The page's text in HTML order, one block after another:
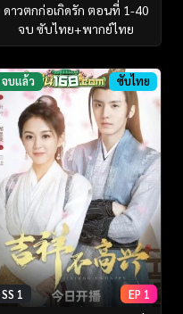
ดาวตกก่อเกิดรัก ตอนที่ 1-40
จบ ซับไทย+พากย์ไทย
จบแล้ว ซับไทย
SS 1 EP 1